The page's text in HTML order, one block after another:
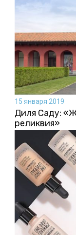
15 января 2019
Диля Саду:
реликвия»